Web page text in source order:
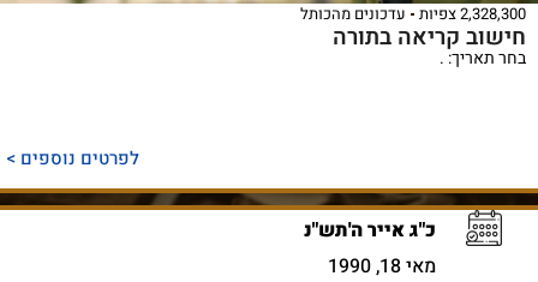
2,328,300 צפיות עדכונים מהכותל
חישוב קריאה בתורה
בחר תאריך: .
לפרטים נוספים >
כ"ג אייר ה'תש"נ
מאי 18, 1990